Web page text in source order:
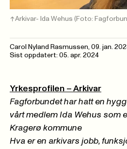
Arkivar- Ida Wehus (Foto:
Carol Nyland Rasmussen, 09. jan.
Sist oppdatert: 05. apr. 2024
Yrkesprofilen – Arkivar
Fagforbundet har hatt en
vårt medlem Ida Wehus som
Kragerø kommune
Hva er en arkivars jobb,